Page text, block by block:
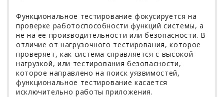
Функциональное тестирование фокусируется на
проверке работоспособности функций системы, а
не на ее производительности или безопасности. В
отличие от нагрузочного тестирования, которое
проверяет, как система справляется с высокой
нагрузкой, или тестирования безопасности,
которое направлено на поиск уязвимостей,
функциональное тестирование касается
исключительно работы приложения.